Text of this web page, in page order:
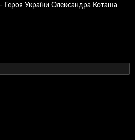
України Олександра Коташа